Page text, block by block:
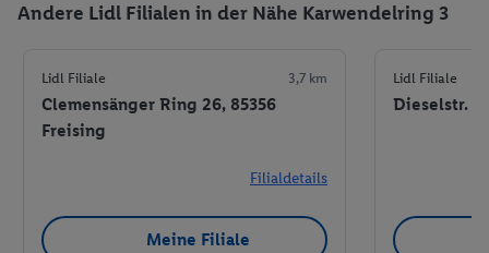
Andere Lidl Filialen in der Nähe Karwendelring 3
Lidl Filiale 3,7 km
Clemensänger Ring 26, 85356
Freising
Filialdetails
Meine Filiale
Lidl Filiale
Dieselstr.